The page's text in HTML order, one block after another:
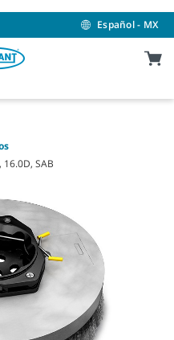
Español - MX
16.0D, SAB